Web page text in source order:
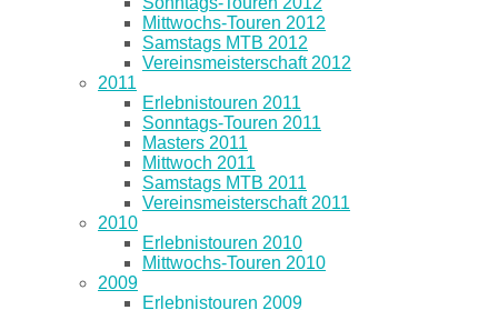
Mittwochs-Touren 2012
Samstags MTB 2012
Vereinsmeisterschaft 2012
2011
Erlebnistouren 2011
Sonntags-Touren 2011
Masters 2011
Mittwoch 2011
Samstags MTB 2011
Vereinsmeisterschaft 2011
2010
Erlebnistouren 2010
Mittwochs-Touren 2010
2009
Erlebnistouren 2009